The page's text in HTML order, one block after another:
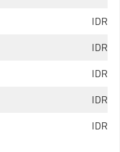
IDR
IDR
IDR
IDR
IDR